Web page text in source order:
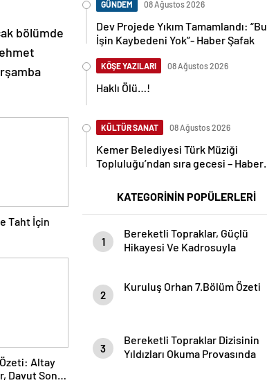
bölümde
Taht İçin
Altay
Davut Son
GÜNDEM 08 Ağustos 2026
Dev Projede Yıkım Tamamlandı: “Bu
İşin Kaybedeni Yok”- Haber Şafak
KÖŞE YAZILARI 08 Ağustos 2026
Haklı Ölü…!
KÜLTÜR SANAT 08 Ağustos 2026
Kemer Belediyesi Türk Müziği
Topluluğu’ndan sıra gecesi – Haber
KATEGORİNİN POPÜLERLERİ
1
Bereketli Topraklar, Güçlü
Hikayesi Ve Kadrosuyla
2
Kuruluş Orhan 7.Bölüm Özeti
3
Bereketli Topraklar Dizisinin
Yıldızları Okuma Provasında